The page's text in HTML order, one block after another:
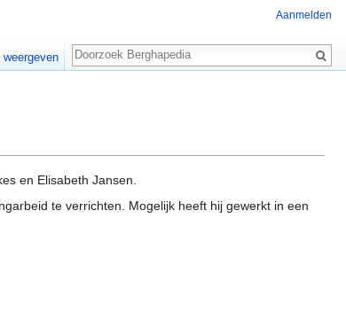
en Elisabeth Jansen.
te verrichten. Mogelijk heeft hij gewerkt in een
Aanmelden
Zoeken